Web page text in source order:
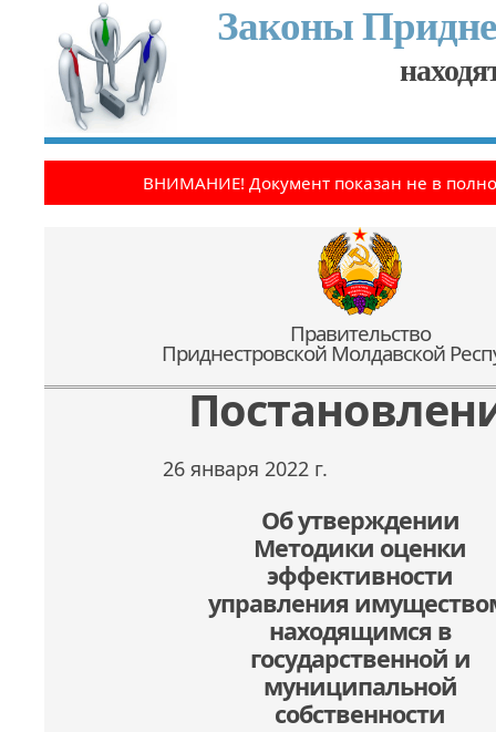
Законы
ВНИМАНИЕ! Документ показан не в
Правительство
Приднестровской Молдавской
26 января 2022 г.
Об утверждении
Методики оценки
эффективности
управления
находящимся в
государственной и
муниципальной
собственности